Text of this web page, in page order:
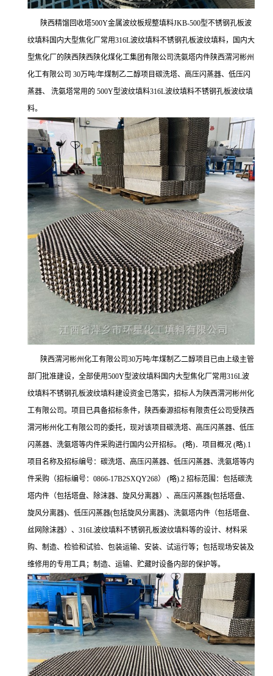
陕西精馏回收塔500Y金属波纹板规整填料JKB-500型不锈钢孔板波
纹填料国内大型焦化厂常用316L波纹填料不锈钢孔板波纹填料，国内大
型焦化厂的陕西陕西陕化煤化工集团有限公司洗氨塔内件陕西渭河彬州
化工有限公司 30万吨/年煤制乙二醇项目碳洗塔、高压闪蒸器、低压闪
蒸器、 洗氨塔常用的 500Y型波纹填料316L波纹填料不锈钢孔板波纹填
料。
陕西渭河彬州化工有限公司30万吨/年煤制乙二醇项目已由上级主管
部门批准建设，全部使用500Y型波纹填料国内大型焦化厂常用316L波
纹填料不锈钢孔板波纹填料建设资金已落实，招标人为陕西渭河彬州化
工有限公司。项目已具备招标条件，陕西秦源招标有限责任公司受陕西
渭河彬州化工有限公司的委托，现对该项目碳洗塔、高压闪蒸器、低压
闪蒸器、洗氨塔等内件采购进行国内公开招标。 (略)．项目概况 (略).1
项目名称及招标编号：碳洗塔、高压闪蒸器、低压闪蒸器、洗氨塔等内
件采购（招标编号：0866-17B2SXQY268） (略).2 招标范围：包括碳洗
塔内件（包括塔盘、除沫器、旋风分离器）、高压闪蒸器(包括塔盘、
旋风分离器)、低压闪蒸器(包括旋风分离器)、洗氨塔内件（包括塔盘、
丝网除沫器）、316L波纹填料不锈钢孔板波纹填料等的设计、材料采
购、制造、检验和试验、包装运输、安装、试运行等；包括现场安装及
维修用的专用工具；制造、运输、贮藏时设备内部的保护等。